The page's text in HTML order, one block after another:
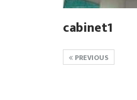
cabinet1
PREVIOUS